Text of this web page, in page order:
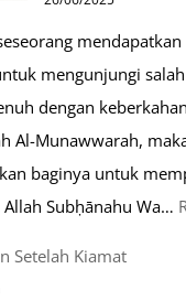
mengunjungi
dengan
Al-Munawwarah,
baginya untuk
Allah Subḥānahu Wa…
Setelah Kiamat